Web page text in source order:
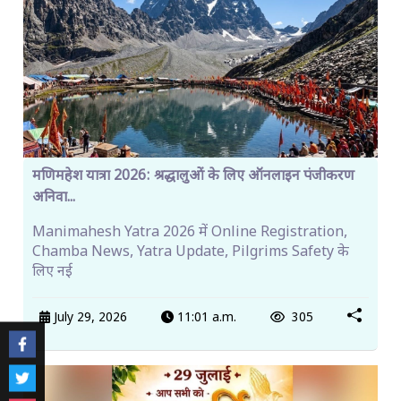
मणिमहेश यात्रा 2026: श्रद्धालुओं के लिए ऑनलाइन पंजीकरण
अनिवा...
Manimahesh Yatra 2026 में Online Registration,
Chamba News, Yatra Update, Pilgrims Safety के
लिए नई
July 29, 2026 11:01 a.m. 305